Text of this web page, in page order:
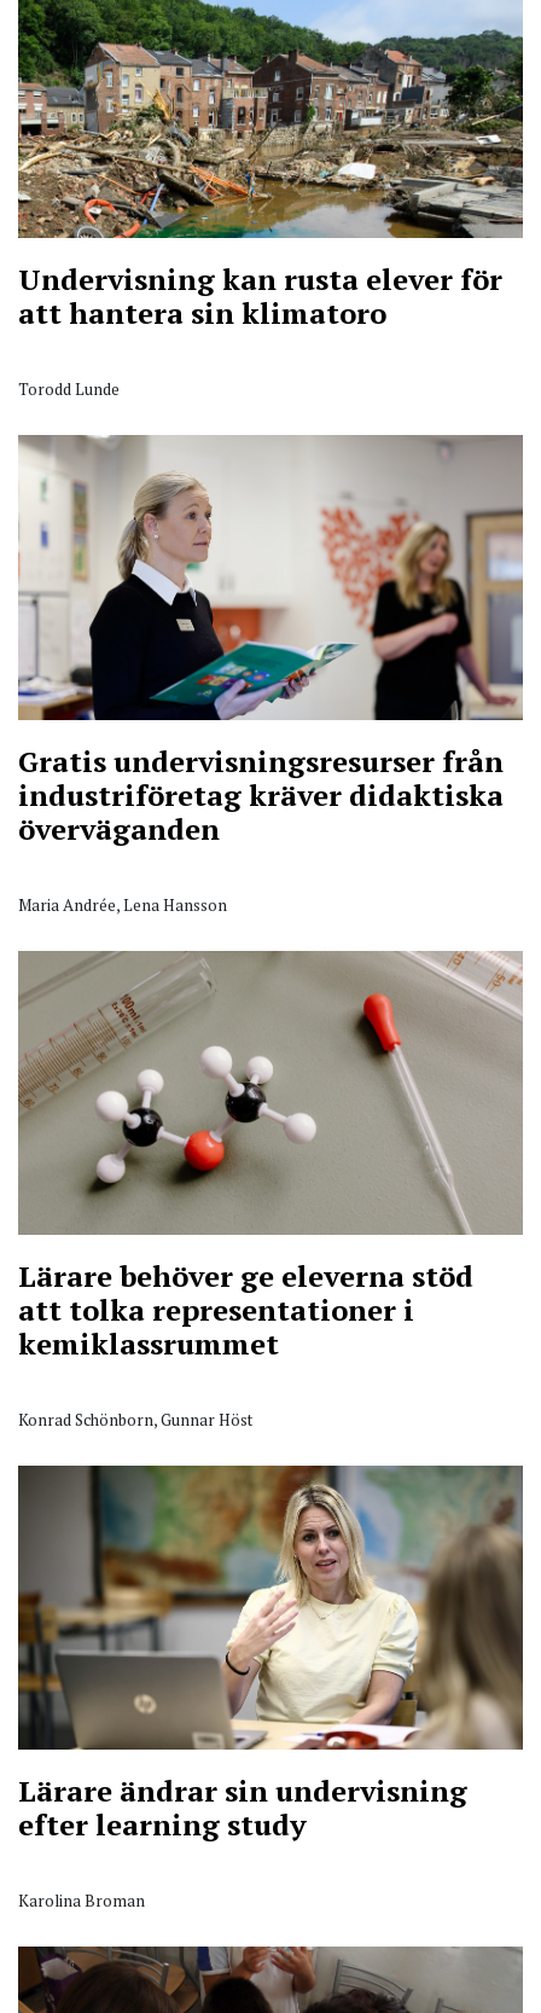
Undervisning kan rusta elever för
att hantera sin klimatoro
Torodd Lunde
Gratis undervisningsresurser från
industriföretag kräver didaktiska
överväganden
Maria Andrée, Lena Hansson
Lärare behöver ge eleverna stöd
att tolka representationer i
kemiklassrummet
Konrad Schönborn, Gunnar Höst
Lärare ändrar sin undervisning
efter learning study
Karolina Broman